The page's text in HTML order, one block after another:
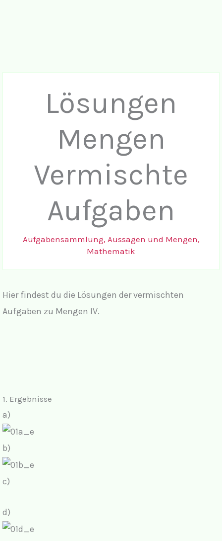
Lösungen
Mengen
Vermischte
Aufgaben
Aufgabensammlung, Aussagen und Mengen,
Mathematik
Hier findest du die Lösungen der vermischten
Aufgaben zu Mengen IV.
1. Ergebnisse
a)
b)
c)
d)